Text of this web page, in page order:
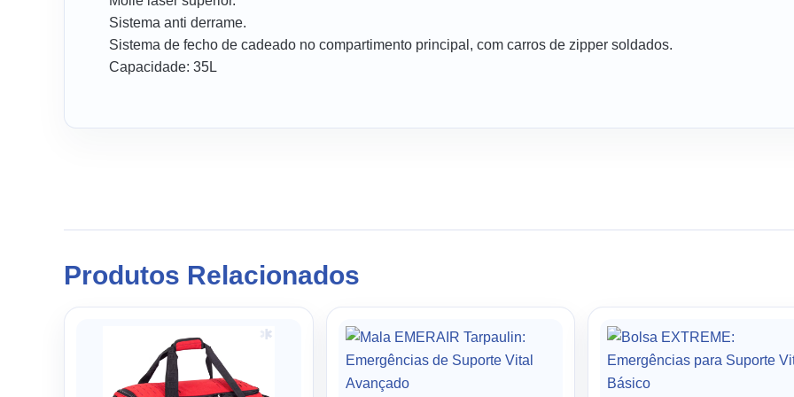
Sistema anti derrame.
Sistema de fecho de cadeado no compartimento principal, com carros de zipper soldados.
Capacidade: 35L
Produtos Relacionados
range:
157,47 €
through